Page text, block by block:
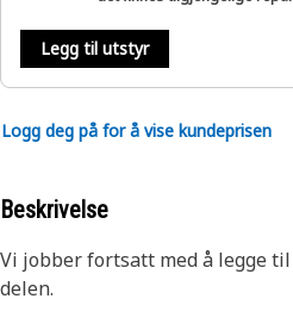
Legg til utstyr
Logg deg på for å vise kundeprisen
Beskrivelse
Vi jobber fortsatt med å legge
delen.